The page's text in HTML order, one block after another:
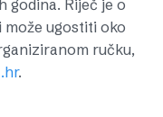
godina. Riječ je o
ugostiti oko
ručku,
.